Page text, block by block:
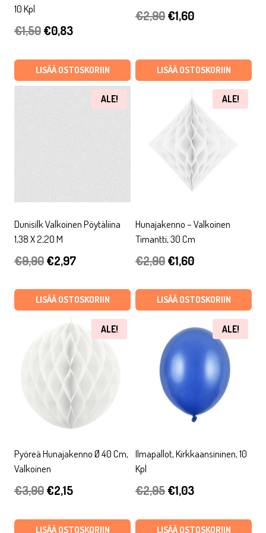
10 Kpl
€1,50Alkuperäinen
oli:
€1,50.
€0,83Nykyinen
on:
€0,83.
LISÄÄ OSTOSKORIIN
€2,90Alkuperäinen
€2,90.
€1,60Nykyinen
€1,60.
LISÄÄ OSTOSKORIIN
ALE!
Dunisilk Valkoinen Pöytäliina
1,38 X 2,20 M
€9,90Alkuperäinen
oli:
€2,97Nykyinen
on:
€2,97.
LISÄÄ OSTOSKORIIN
ALE!
Hunajakenno – Valkoinen
Timantti, 30 Cm
€2,90Alkuperäinen
oli:
€1,60Nykyinen
on:
€1,60.
LISÄÄ OSTOSKORIIN
ALE!
Pyöreä Hunajakenno Ø 40 Cm,
Valkoinen
€3,90Alkuperäinen
oli:
€2,15Nykyinen
on:
LISÄÄ OSTOSKORIIN
ALE!
Ilmapallot, Kirkkaansininen, 10
Kpl
€2,95Alkuperäinen
oli:
€1,03Nykyinen
on:
LISÄÄ OSTOSKORIIN